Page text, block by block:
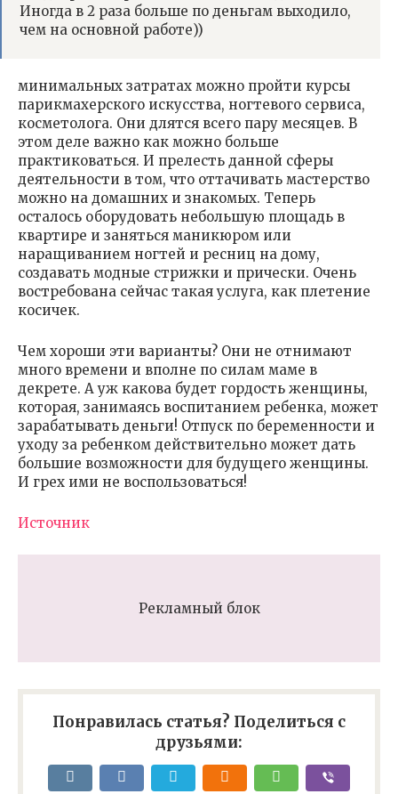
Иногда в 2 раза больше по деньгам выходило,
чем на основной работе))
минимальных затратах можно пройти курсы
парикмахерского искусства, ногтевого сервиса,
косметолога. Они длятся всего пару месяцев. В
этом деле важно как можно больше
практиковаться. И прелесть данной сферы
деятельности в том, что оттачивать мастерство
можно на домашних и знакомых. Теперь
осталось оборудовать небольшую площадь в
квартире и заняться маникюром или
наращиванием ногтей и ресниц на дому,
создавать модные стрижки и прически. Очень
востребована сейчас такая услуга, как плетение
косичек.
Чем хороши эти варианты? Они не отнимают
много времени и вполне по силам маме в
декрете. А уж какова будет гордость женщины,
которая, занимаясь воспитанием ребенка, может
зарабатывать деньги! Отпуск по беременности и
уходу за ребенком действительно может дать
большие возможности для будущего женщины.
И грех ими не воспользоваться!
Источник
Рекламный блок
Понравилась статья? Поделиться с
друзьями: